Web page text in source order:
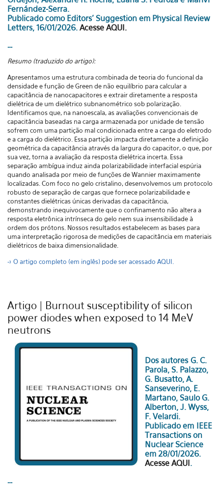
Fernández-Serra.
Publicado como Editors' Suggestion em Physical Review
Letters, 16/01/2026. Acesse AQUI.
--
Resumo (traduzido do artigo):
Apresentamos uma estrutura combinada de teoria do funcional da
densidade e função de Green de não equilíbrio para calcular a
capacitância de nanocapacitores e extrair diretamente a resposta
dielétrica de um dielétrico subnanométrico sob polarização.
Identificamos que, na nanoescala, as avaliações convencionais de
capacitância baseadas na carga armazenada por unidade de tensão
sofrem com uma partição mal condicionada entre a carga do eletrodo
e a carga do dielétrico. Essa partição impacta diretamente a definição
geométrica da capacitância através da largura do capacitor, o que, por
sua vez, torna a avaliação da resposta dielétrica incerta. Essa
separação ambígua induz ainda polarizabilidade interfacial espúria
quando analisada por meio de funções de Wannier maximamente
localizadas. Com foco no gelo cristalino, desenvolvemos um protocolo
robusto de separação de cargas que fornece polarizabilidade e
constantes dielétricas únicas derivadas da capacitância,
demonstrando inequivocamente que o confinamento não altera a
resposta eletrônica intrínseca do gelo nem sua insensibilidade à
ordem dos prótons. Nossos resultados estabelecem as bases para
uma interpretação rigorosa de medições de capacitância em materiais
dielétricos de baixa dimensionalidade.
-> O artigo completo (em inglês) pode ser acessado AQUI.
Artigo | Burnout susceptibility of silicon
power diodes when exposed to 14 MeV
neutrons
Dos autores G. C.
Parola, S. Palazzo,
G. Busatto, A.
Sanseverino, E.
Martano, Saulo G.
Alberton, J. Wyss,
F. Velardi.
Publicado em IEEE
Transactions on
Nuclear Science
em 28/01/2026.
Acesse AQUI.
--